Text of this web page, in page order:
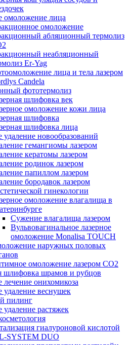
омоложение лица
омоложение
абляционный термолиз
неабляционный
Er-Yag
лица и тела лазером
Candela
фототермолиз
шлифовка век
омоложение кожи лица
шлифовка
шлифовка лица
удаление новообразований
гемангиомы лазером
кератомы лазером
родинок лазером
папиллом лазером
бородавок лазером
гинекологии
омоложение влагалища в
Cужение влагалища лазером
Вульвовагинальное лазерное
омоложение Monalisa TOUCH
наружных половых
омоложение лазером СО2
шлифовка шрамов и рубцов
лечение онихомикоза
удаление веснушек
пилинг
удаление растяжек
гиалуроновой кислотой
SYSTEM DUO